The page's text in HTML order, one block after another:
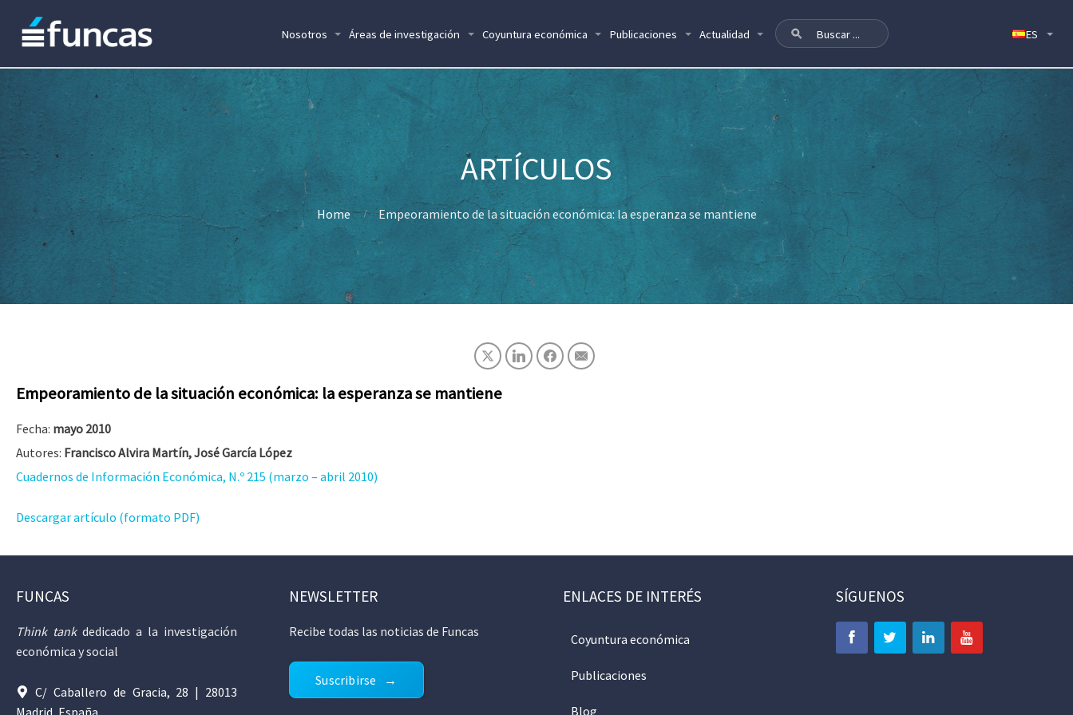
Nosotros Áreas de investigación Coyuntura económica Publicaciones Actualidad
Home Empeoramiento de la situación económica: la esperanza se mantiene
Empeoramiento de la situación económica: la esperanza se mantiene
Fecha: mayo 2010
Autores: Francisco Alvira Martín, José García López
Cuadernos de Información Económica, N.º 215 (marzo – abril 2010)
Descargar artículo (formato PDF)
FUNCAS
Think tankdedicado a la investigación
económica y social
C/ Caballero de Gracia, 28 | 28013
Madrid, España
NEWSLETTER
Recibe todas las noticias de Funcas
Suscribirse
ENLACES DE INTERÉS
Coyuntura económica
Publicaciones
Blog
SÍGUENOS